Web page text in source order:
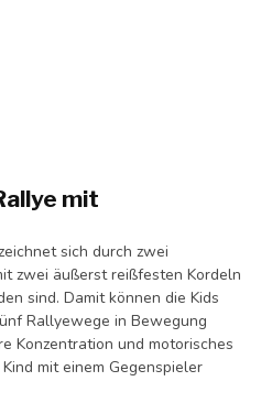
mit
sich durch zwei
zwei äußerst reißfesten Kordeln
sind. Damit können die Kids
Rallyewege in Bewegung
Konzentration und motorisches
mit einem Gegenspieler